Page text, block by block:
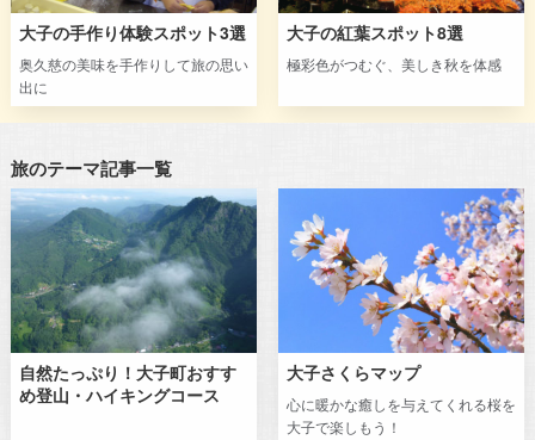
大子の手作り体験スポット3選
奥久慈の美味を手作りして旅の思い
出に
大子の紅葉スポット8選
極彩色がつむぐ、美しき秋を体感
旅のテーマ記事一覧
自然たっぷり！大子町おすす
め登山・ハイキングコース
大子さくらマップ
心に暖かな癒しを与えてくれる桜を
大子で楽しもう！